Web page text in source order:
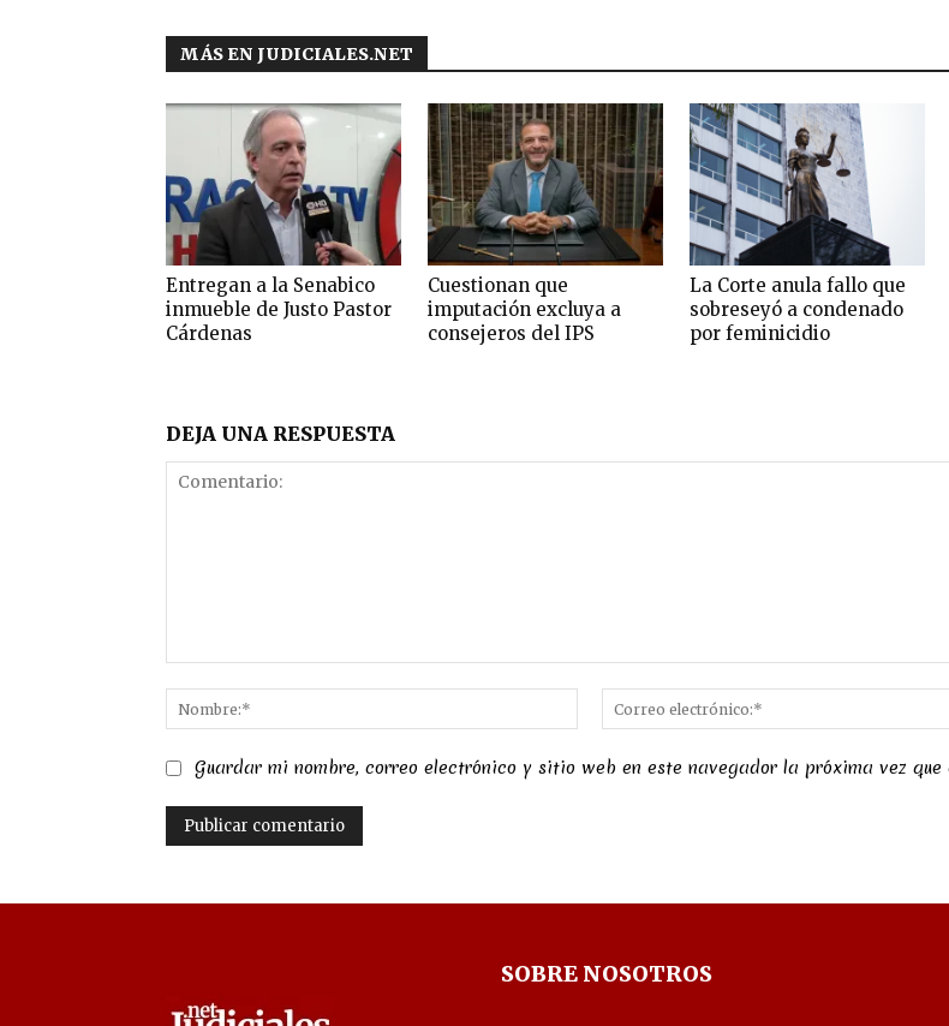
MÁS EN JUDICIALES.NET
Entregan a la Senabico
inmueble de Justo Pastor
Cárdenas
Cuestionan que
imputación excluya a
consejeros del IPS
La Corte anula fallo que
sobreseyó a condenado
por feminicidio
DEJA UNA RESPUESTA
Nombre:*
Guardar mi nombre, correo electrónico y sitio web en este navegador la próxima vez que
SOBRE NOSOTROS